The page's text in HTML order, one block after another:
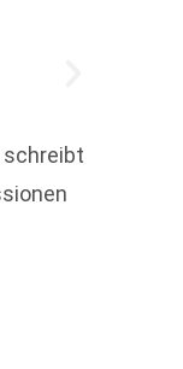
schreibt